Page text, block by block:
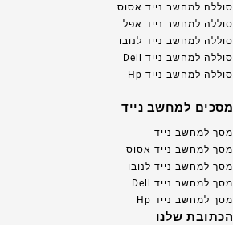
סוללה למחשב נייד אסוס
סוללה למחשב נייד אפל
סוללה למחשב נייד לנובו
סוללה למחשב נייד Dell
סוללה למחשב נייד Hp
מסכים למחשב נייד
מסך למחשב נייד
מסך למחשב נייד אסוס
מסך למחשב נייד לנובו
מסך למחשב נייד Dell
מסך למחשב נייד Hp
הכתובת שלנו